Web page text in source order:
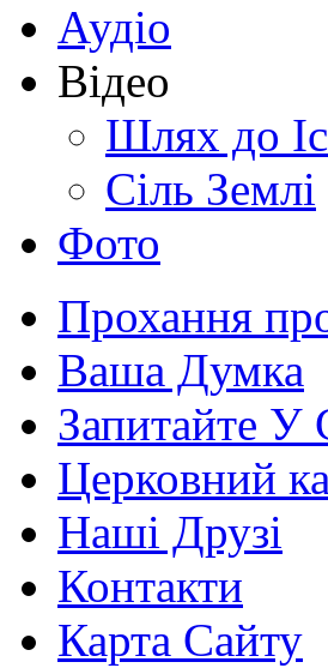
Аудіо
Відео
Шлях до
Сіль Землі
Фото
Прохання
Ваша Думка
Запитайте У
Церковний
Наші Друзі
Контакти
Карта Сайту